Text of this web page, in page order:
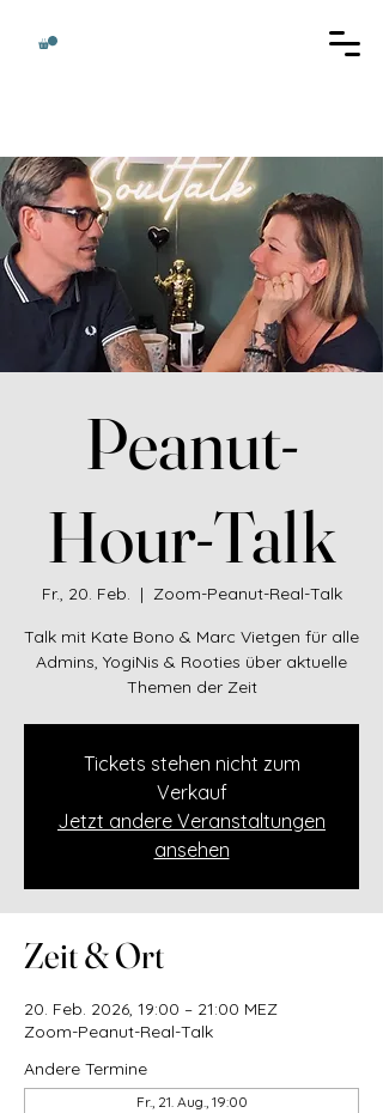
Peanut-
Hour-Talk
Fr., 20. Feb.
  |
Zoom-Peanut-Real-Talk
Talk mit Kate Bono & Marc Vietgen für alle
Admins, YogiNis & Rooties über aktuelle
Themen der Zeit
Tickets stehen nicht zum
Verkauf
Jetzt andere Veranstaltungen
ansehen
Zeit & Ort
20. Feb. 2026, 19:00 – 21:00 MEZ
Zoom-Peanut-Real-Talk
Andere Termine
Fr., 21. Aug., 19:00